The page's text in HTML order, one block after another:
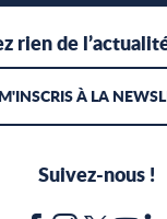
rien de
À LA
Suivez-nous !